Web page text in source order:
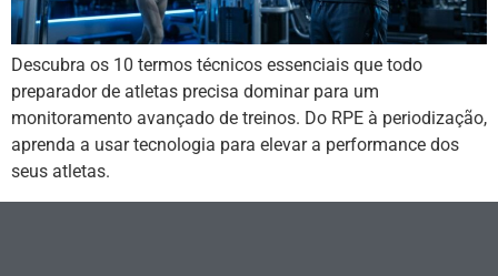
Descubra os 10 termos técnicos essenciais que todo
preparador de atletas precisa dominar para um
monitoramento avançado de treinos. Do RPE à periodização,
aprenda a usar tecnologia para elevar a performance dos
seus atletas.